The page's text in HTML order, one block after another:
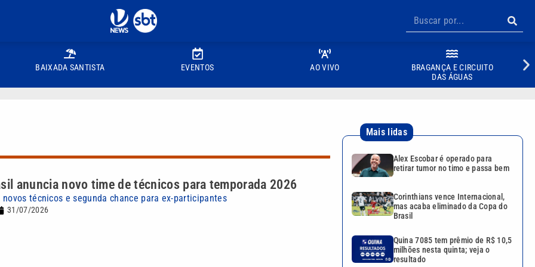
BAIXADA SANTISTA EVENTOS AO VIVO
BRAGANÇA E CIRCUITO
DAS ÁGUAS
anuncia novo time de técnicos para temporada 2026
técnicos e segunda chance para ex-participantes
31/07/2026
Mais lidas
Alex Escobar é operado para
retirar tumor no timo e passa bem
Corinthians vence Internacional,
mas acaba eliminado da Copa do
Brasil
Quina 7085 tem prêmio de R$ 10,5
milhões nesta quinta; veja o
resultado